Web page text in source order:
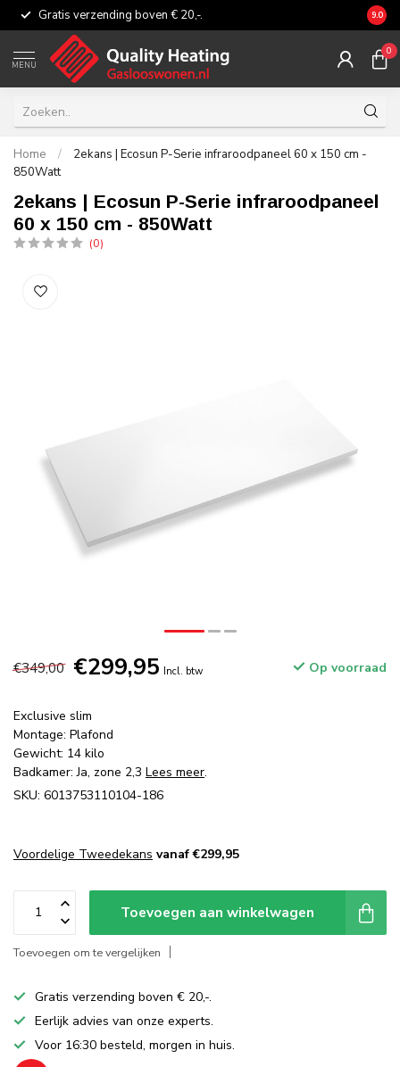
Gratis verzending boven € 20,-. 9.0
MENU
0
Home /
2ekans | Ecosun P-Serie infraroodpaneel 60 x 150 cm -
850Watt
2ekans | Ecosun P-Serie infraroodpaneel
60 x 150 cm - 850Watt
(0)
€349,00 €299,95 Incl. btw Op voorraad
Exclusive slim
Montage: Plafond
Gewicht: 14 kilo
Badkamer: Ja, zone 2,3 Lees meer.
SKU: 6013753110104-186
Voordelige Tweedekans vanaf €299,95
Toevoegen aan winkelwagen
Toevoegen om te vergelijken
Gratis verzending boven € 20,-.
Eerlijk advies van onze experts.
Voor 16:30 besteld, morgen in huis.